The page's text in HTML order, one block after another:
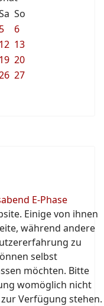
So
5
6
12 13
19 20
27
E-Phase
Einige von ihnen
während andere
zu
selbst
möchten. Bitte
womöglich nicht
Verfügung stehen.